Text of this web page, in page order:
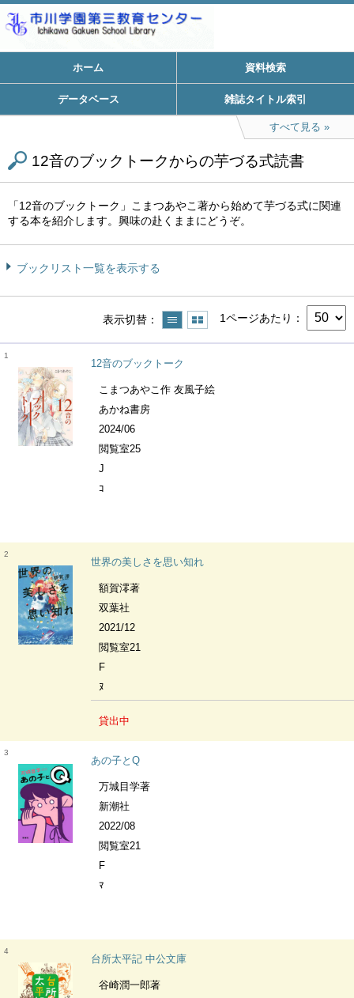
ホーム 資料検索
データベース 雑誌タイトル索引
すべて見る
12音のブックトークからの芋づる式読書
「12音のブックトーク」こまつあやこ著から始めて芋づる式に関連
する本を紹介します。興味の赴くままにどうぞ。
ブックリスト一覧を表示する
表示切替 1ページあたり
1
12音のブックトーク
こまつあやこ作 友風子絵
あかね書房
2024/06
閲覧室25
J
ｺ
2
世界の美しさを思い知れ
額賀澪著
双葉社
2021/12
閲覧室21
F
ﾇ
貸出中
3
あの子とQ
万城目学著
新潮社
2022/08
閲覧室21
F
ﾏ
4
台所太平記 中公文庫
谷崎潤一郎著